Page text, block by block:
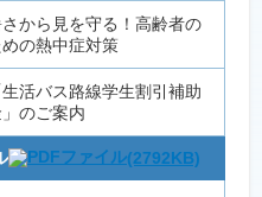
から見を守る！高齢者の
めの熱中症対策
生活バス路線学生割引補助
のご案内
(2792KB)